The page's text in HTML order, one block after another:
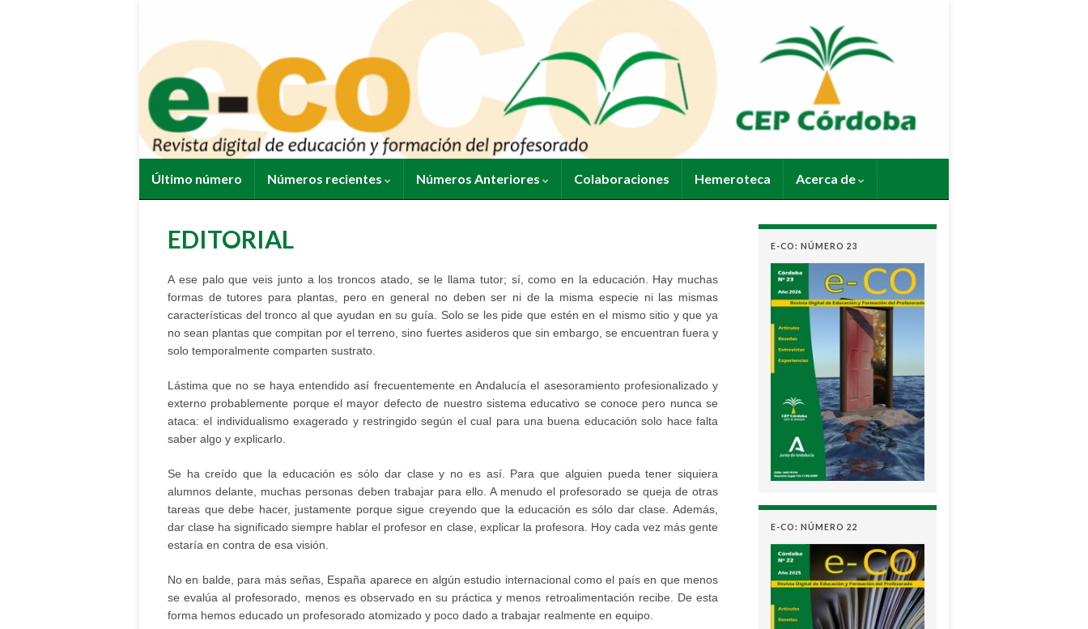
Último número Números recientes Números Anteriores Colaboraciones Hemeroteca Acerca de
EDITORIAL
A ese palo que veis junto a los troncos atado, se le llama tutor; sí, como en la educación. Hay muchas
formas de tutores para plantas, pero en general no deben ser ni de la misma especie ni las mismas
características del tronco al que ayudan en su guía. Solo se les pide que estén en el mismo sitio y que ya
no sean plantas que compitan por el terreno, sino fuertes asideros que sin embargo, se encuentran fuera y
solo temporalmente comparten sustrato.
Lástima que no se haya entendido así frecuentemente en Andalucía el asesoramiento profesionalizado y
externo probablemente porque el mayor defecto de nuestro sistema educativo se conoce pero nunca se
ataca: el individualismo exagerado y restringido según el cual para una buena educación solo hace falta
saber algo y explicarlo.
Se ha creído que la educación es sólo dar clase y no es así. Para que alguien pueda tener siquiera
alumnos delante, muchas personas deben trabajar para ello. A menudo el profesorado se queja de otras
tareas que debe hacer, justamente porque sigue creyendo que la educación es sólo dar clase. Además,
dar clase ha significado siempre hablar el profesor en clase, explicar la profesora. Hoy cada vez más gente
estaría en contra de esa visión.
No en balde, para más señas, España aparece en algún estudio internacional como el país en que menos
se evalúa al profesorado, menos es observado en su práctica y menos retroalimentación recibe. De esta
forma hemos educado un profesorado atomizado y poco dado a trabajar realmente en equipo.
E-CO: NÚMERO 23
E-CO: NÚMERO 22